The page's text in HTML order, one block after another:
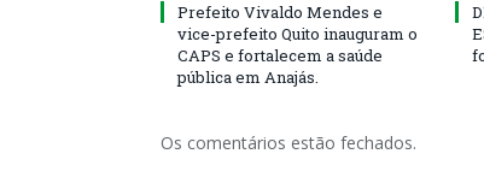
Prefeito Vivaldo Mendes e
vice-prefeito Quito inauguram o
CAPS e fortalecem a saúde
pública em Anajás.
Os comentários estão fechados.